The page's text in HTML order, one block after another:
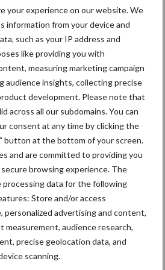
your experience on our website. We
information from your device and
such as your IP address and
like providing you with
measuring marketing campaign
audience insights, collecting precise
development. Please note that
across all our subdomains. You can
consent at any time by clicking the
button at the bottom of your screen.
and are committed to providing you
browsing experience. The
data for the following
Store and/or access
personalized advertising and content,
measurement, audience research,
precise geolocation data, and
scanning.
neem dan nu contact op met uw
nog met Startvac vaccineren!
jou!
onze partner HIPRA
een Streptococcus
mastitis, wat te